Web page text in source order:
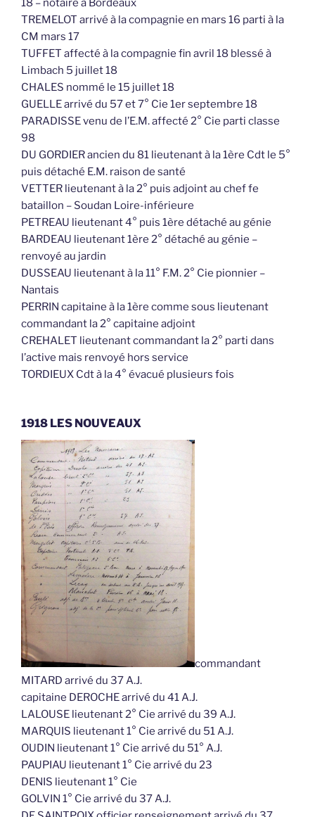
18 – notaire à Bordeaux
TREMELOT arrivé à la compagnie en mars 16 parti à la
CM mars 17
TUFFET affecté à la compagnie fin avril 18 blessé à
Limbach 5 juillet 18
CHALES nommé le 15 juillet 18
GUELLE arrivé du 57 et 7° Cie 1er septembre 18
PARADISSE venu de l’E.M. affecté 2° Cie parti classe
98
DU GORDIER ancien du 81 lieutenant à la 1ère Cdt le 5°
puis détaché E.M. raison de santé
VETTER lieutenant à la 2° puis adjoint au chef fe
bataillon – Soudan Loire-inférieure
PETREAU lieutenant 4° puis 1ère détaché au génie
BARDEAU lieutenant 1ère 2° détaché au génie –
renvoyé au jardin
DUSSEAU lieutenant à la 11° F.M. 2° Cie pionnier –
Nantais
PERRIN capitaine à la 1ère comme sous lieutenant
commandant la 2° capitaine adjoint
CREHALET lieutenant commandant la 2° parti dans
l’active mais renvoyé hors service
TORDIEUX Cdt à la 4° évacué plusieurs fois
1918 LES NOUVEAUX
commandant
MITARD arrivé du 37 A.J.
capitaine DEROCHE arrivé du 41 A.J.
LALOUSE lieutenant 2° Cie arrivé du 39 A.J.
MARQUIS lieutenant 1° Cie arrivé du 51 A.J.
OUDIN lieutenant 1° Cie arrivé du 51° A.J.
PAUPIAU lieutenant 1° Cie arrivé du 23
DENIS lieutenant 1° Cie
GOLVIN 1° Cie arrivé du 37 A.J.